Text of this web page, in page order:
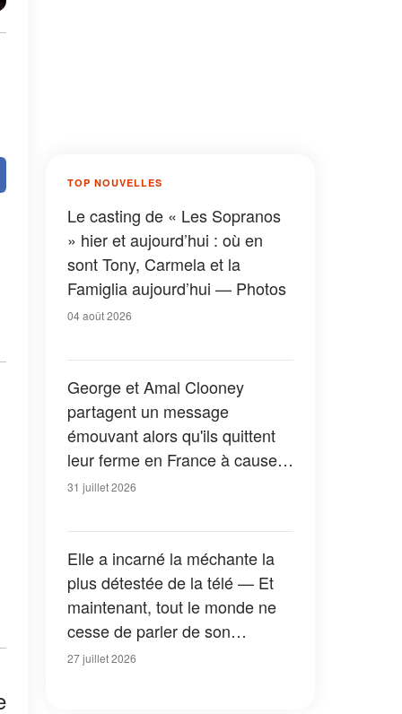
TOP NOUVELLES
Le casting de « Les Sopranos
» hier et aujourd’hui : où en
sont Tony, Carmela et la
Famiglia aujourd’hui — Photos
04 août 2026
George et Amal Clooney
partagent un message
émouvant alors qu'ils quittent
leur ferme en France à cause
des feux de forêt — Tous les
31 juillet 2026
Elle a incarné la méchante la
plus détestée de la télé — Et
maintenant, tout le monde ne
cesse de parler de son
apparition dans la nouvelle
27 juillet 2026